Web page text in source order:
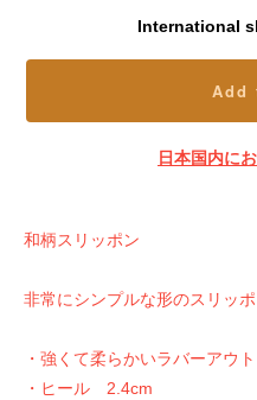
International
Add
日本国内に
和柄スリッポン
非常にシンプルな形のスリッポ
・強くて柔らかいラバーアウ
・ヒール 2.4cm